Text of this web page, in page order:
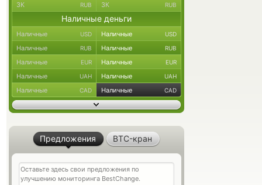
ЗК RUB ЗК RUB
Наличные деньги
Наличные USD Наличные USD
Наличные RUB Наличные RUB
Наличные EUR Наличные EUR
Наличные UAH Наличные UAH
Наличные CAD Наличные CAD
Предложения BTC-кран